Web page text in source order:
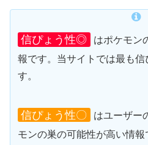
信ぴょう性◎
はポケモン
報です。当サイトでは最も
す。
信ぴょう性〇
はユーザー
モンの巣の可能性が高い情